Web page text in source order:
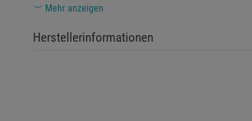
Produkt darf nicht in die Hände von Kindern gelangen.
Mehr anzeigen
Herstellerinformationen